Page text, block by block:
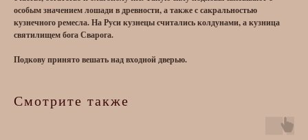
особым значением лошади в древности, а также с сакральностью
кузнечного ремесла. На Руси кузнецы считались колдунами, а кузница
святилищем бога Сварога.
Подкову принято вешать над входной дверью.
Смотрите также